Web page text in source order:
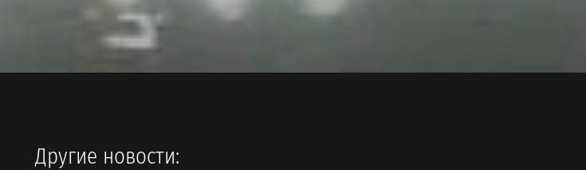
Другие новости: